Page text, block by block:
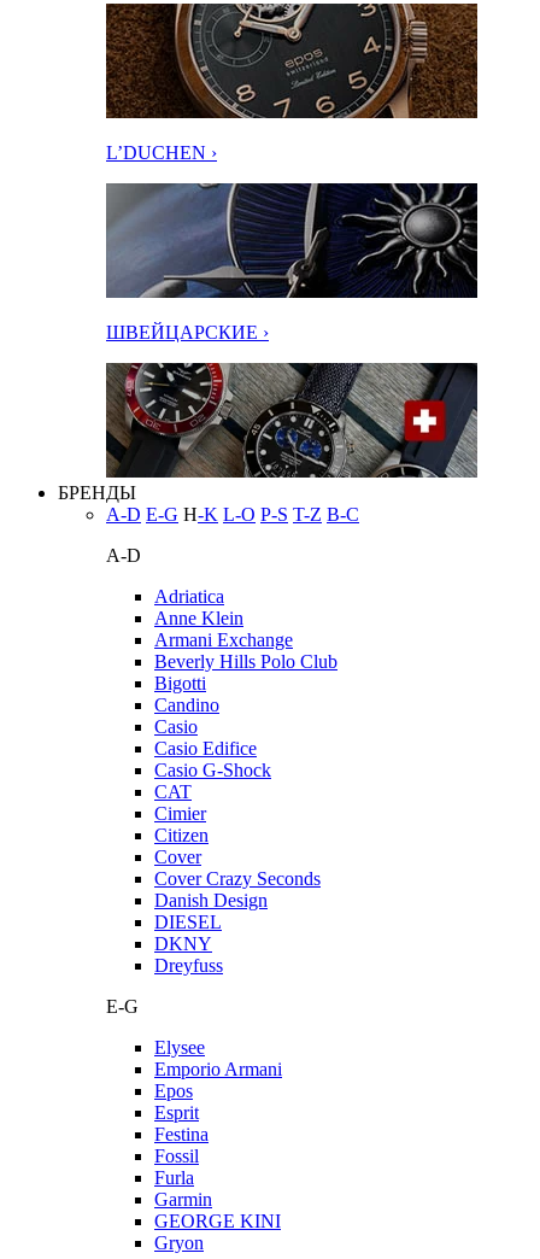
L’DUCHEN ›
ШВЕЙЦАРСКИЕ ›
БРЕНДЫ
A-D E-G H-K L-O P-S T-Z В-С
A-D
Adriatica
Anne Klein
Armani Exchange
Beverly Hills Polo Club
Bigotti
Candino
Casio
Casio Edifice
Casio G-Shock
CAT
Cimier
Citizen
Cover
Cover Crazy Seconds
Danish Design
DIESEL
DKNY
Dreyfuss
E-G
Elysee
Emporio Armani
Epos
Esprit
Festina
Fossil
Furla
Garmin
GEORGE KINI
Gryon